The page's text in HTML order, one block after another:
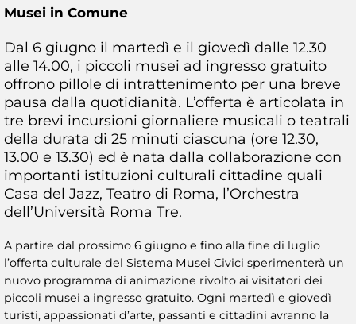
Musei in Comune
Dal 6 giugno il martedì e il giovedì dalle 12.30
alle 14.00, i piccoli musei ad ingresso gratuito
offrono pillole di intrattenimento per una breve
pausa dalla quotidianità. L’offerta è articolata in
tre brevi incursioni giornaliere musicali o teatrali
della durata di 25 minuti ciascuna (ore 12.30,
13.00 e 13.30) ed è nata dalla collaborazione con
importanti istituzioni culturali cittadine quali
Casa del Jazz, Teatro di Roma, l’Orchestra
dell’Università Roma Tre.
A partire dal prossimo 6 giugno e fino alla fine di luglio
l’offerta culturale del Sistema Musei Civici sperimenterà un
nuovo programma di animazione rivolto ai visitatori dei
piccoli musei a ingresso gratuito. Ogni martedì e giovedì
turisti, appassionati d’arte, passanti e cittadini avranno la